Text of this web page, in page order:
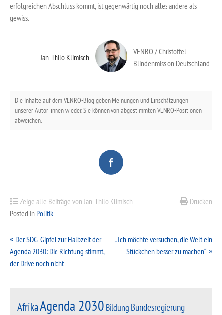
erfolgreichen Abschluss kommt, ist gegenwärtig noch alles andere als
gewiss.
Jan-Thilo Klimisch
VENRO / Christoffel-
Blindenmission Deutschland
Die Inhalte auf dem VENRO-Blog geben Meinungen und Einschätzungen
unserer Autor_innen wieder. Sie können von abgestimmten VENRO-Positionen
abweichen.
Drucken
Zeige alle Beiträge von Jan-Thilo Klimisch
Posted in Politik
Beitragsnavigation
Der SDG-Gipfel zur Halbzeit der
Agenda 2030: Die Richtung stimmt,
der Drive noch nicht
„Ich möchte versuchen, die Welt ein
Stückchen besser zu machen“
AfrikaAgenda 2030 Bildung Bundesregierung